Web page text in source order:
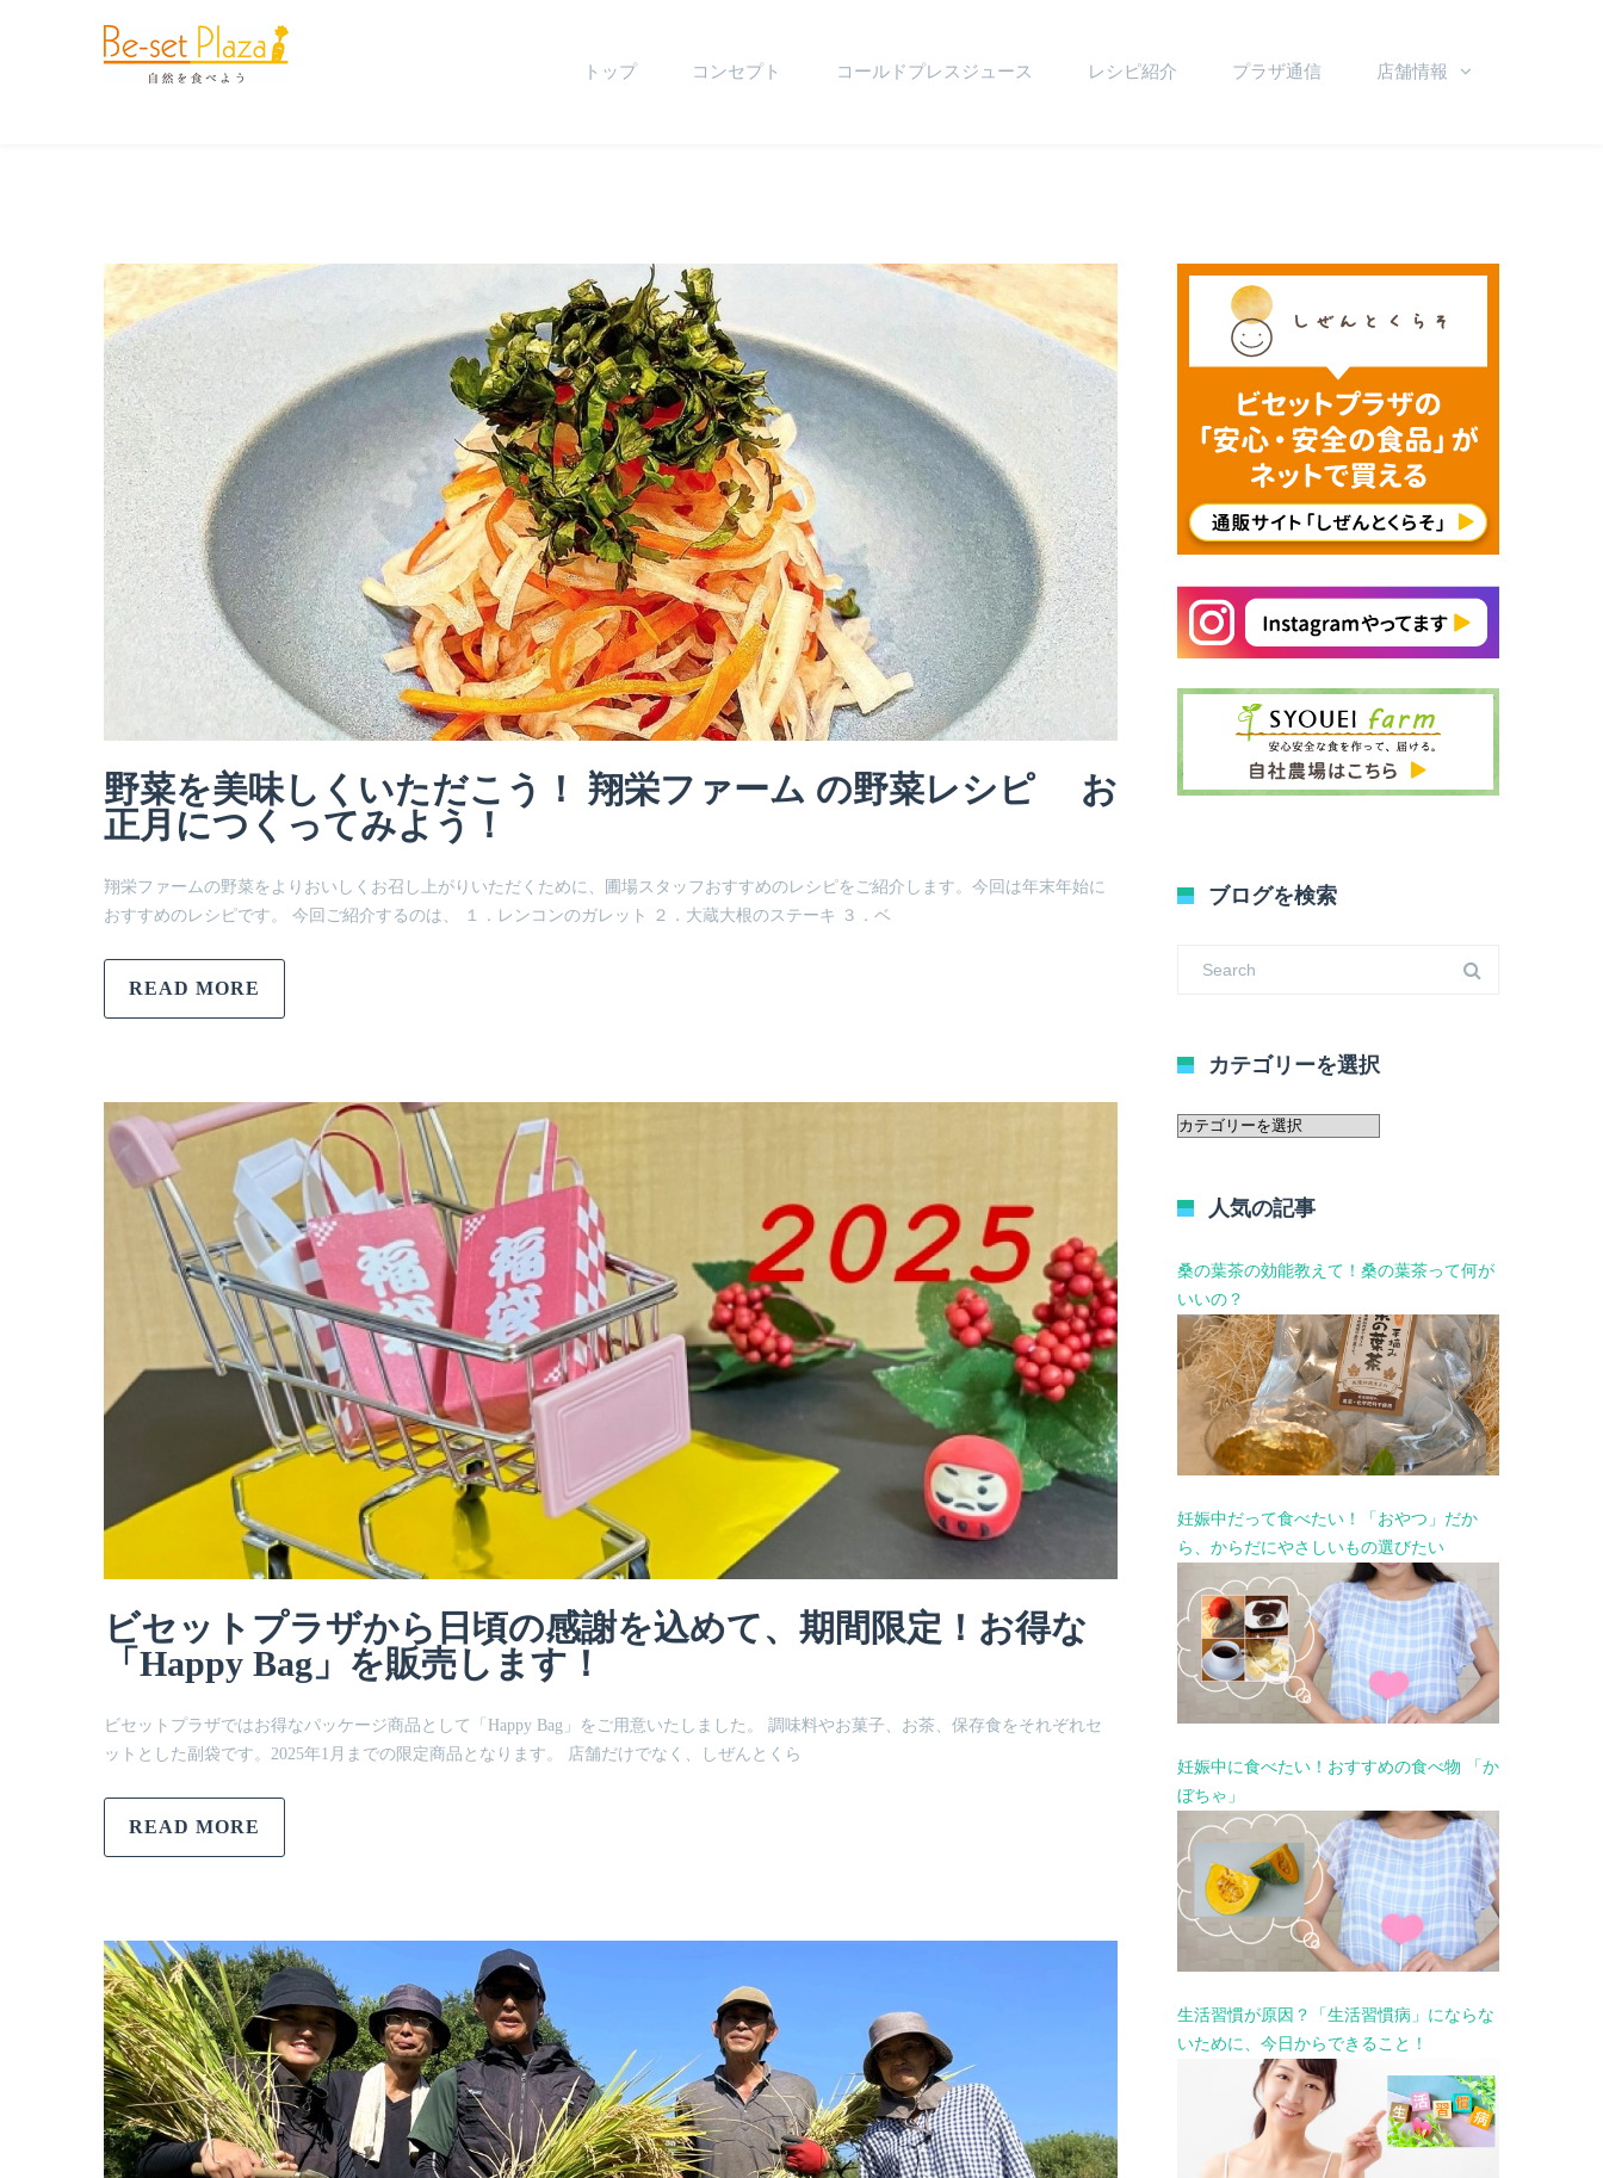
トップ コンセプト コールドプレスジュース レシピ紹介 プラザ通信 店舗情報
野菜を美味しくいただこう！ 翔栄ファーム の野菜レシピ お
正月につくってみよう！
翔栄ファームの野菜をよりおいしくお召し上がりいただくために、圃場スタッフおすすめのレシピをご紹介します。今回は年末年始に
おすすめのレシピです。 今回ご紹介するのは、 １．レンコンのガレット ２．大蔵大根のステーキ ３．ベ
READ MORE
ビセットプラザから日頃の感謝を込めて、期間限定！お得な
「Happy Bag」を販売します！
ビセットプラザではお得なパッケージ商品として「Happy Bag」をご用意いたしました。 調味料やお菓子、お茶、保存食をそれぞれセ
ットとした副袋です。2025年1月までの限定商品となります。 店舗だけでなく、しぜんとくら
READ MORE
ブログを検索
カテゴリーを選択
カ
ー
選
択
人気の記事
桑の葉茶の効能教えて！桑の葉茶って何が
いいの？
妊娠中だって食べたい！「おやつ」だか
ら、からだにやさしいもの選びたい
妊娠中に食べたい！おすすめの食べ物 「か
ぼちゃ」
生活習慣が原因？「生活習慣病」にならな
いために、今日からできること！